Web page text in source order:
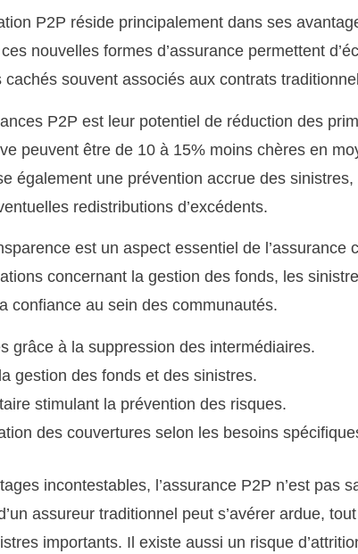
P2P réside principalement dans ses
nouvelles formes d’assurance permettent
souvent associés aux contrats
P2P est leur potentiel de réduction des
peuvent être de 10 à 15% moins chères en
également une prévention accrue des
redistributions d’excédents.
est un aspect essentiel de l’assurance
concernant la gestion des fonds, les
confiance au sein des communautés.
grâce à la suppression des intermédiaires.
gestion des fonds et des sinistres.
stimulant la prévention des risques.
des couvertures selon les besoins
incontestables, l’assurance P2P n’est pas
assureur traditionnel peut s’avérer ardue,
importants. Il existe aussi un risque